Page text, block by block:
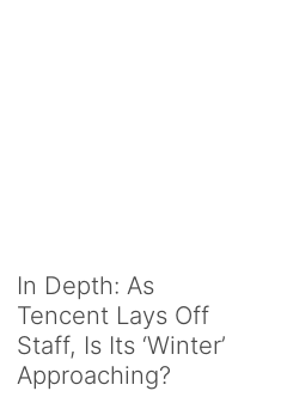
In Depth: As
Tencent Lays Off
Staff, Is Its ‘Winter’
Approaching?